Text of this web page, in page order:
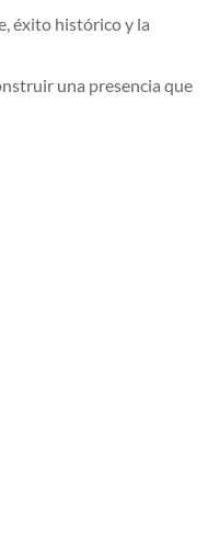
éxito histórico y la
una presencia que